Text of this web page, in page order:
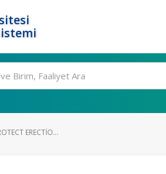
ERECTIO...